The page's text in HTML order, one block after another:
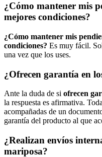
¿Cómo mantener mis
mejores condiciones?
¿Cómo mantener mis
condiciones? Es muy fácil.
una vez que los uses.
¿Ofrecen garantía en
Ante la duda de si ofrecen
la respuesta es afirmativa.
acompañadas de un
garantía del producto al que
¿Realizan envíos
mariposa?